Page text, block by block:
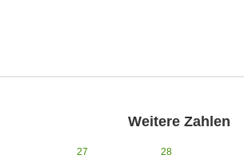
Weitere Zahlen
27 28